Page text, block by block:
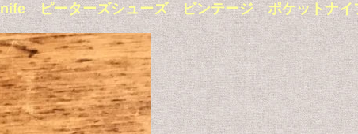
ピーターズシューズ ビンテージ ポケットナ